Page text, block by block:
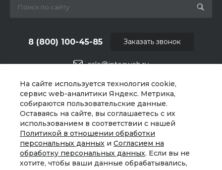
На сайте используется технология cookie,
сервис web-аналитики Яндекс. Метрика,
собираются пользовательские данные.
Оставаясь на сайте, вы соглашаетесь с их
использованием в соответствии с нашей
Политикой в отношении обработки
персональных данных и Согласием на
обработку персональных данных. Если вы не
хотите, чтобы ваши данные обрабатывались,
sale@intecweb.ru
8 (800) 100-45-85
г. Москва, ул. Люсиновская, д. 39
Заказать звонок